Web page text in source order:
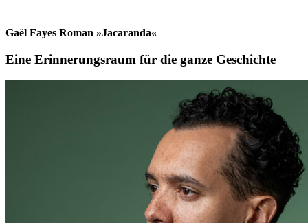
Gaël Fayes Roman »Jacaranda«
Eine Erinnerungsraum für die ganze Geschichte